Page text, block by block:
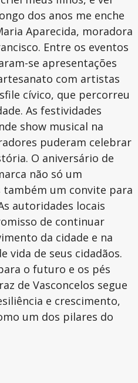
dos anos me enche
Aparecida, moradora
Entre os eventos
se apresentações
com artistas
cívico, que percorreu
As festividades
show musical na
puderam celebrar
O aniversário de
não só um
um convite para
autoridades locais
de continuar
da cidade e na
vida de seus cidadãos.
o futuro e os pés
de Vasconcelos segue
e crescimento,
um dos pilares do